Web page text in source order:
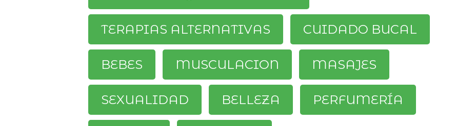
TERAPIAS ALTERNATIVAS CUIDADO BUCAL
BEBES MUSCULACION MASAJES
SEXUALIDAD BELLEZA PERFUMERÍA